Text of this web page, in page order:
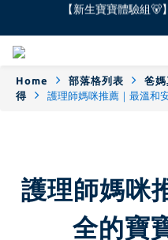
全館不限
全館不限
【新生寶寶體驗組
全館不
Home 部落格列表
爸
得
護理師媽咪推薦｜最溫和
護理師媽咪
全的寶